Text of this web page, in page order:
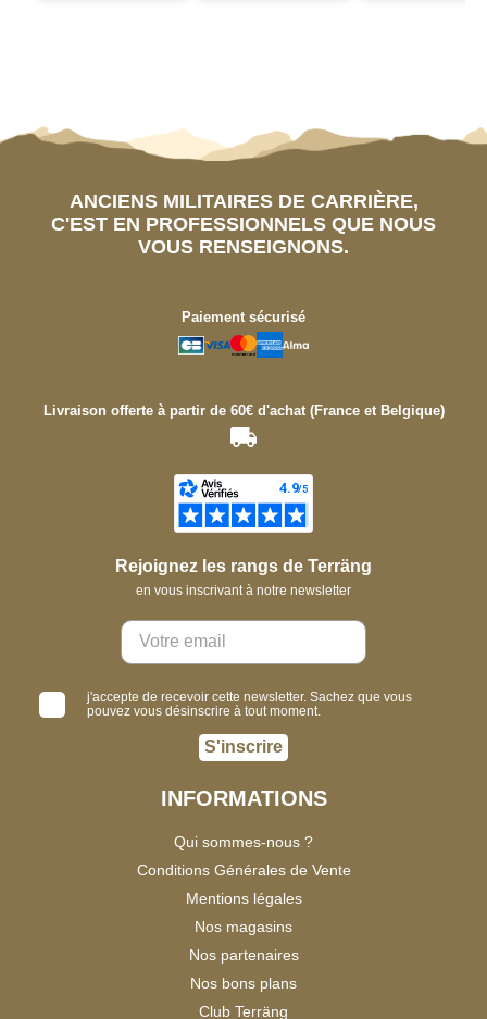
ANCIENS MILITAIRES DE CARRIÈRE,
C'EST EN PROFESSIONNELS QUE NOUS
VOUS RENSEIGNONS.
Paiement sécurisé
Livraison offerte à partir de 60€ d'achat (France et Belgique)
Rejoignez les rangs de Terräng
en vous inscrivant à notre newsletter
j'accepte de recevoir cette newsletter. Sachez que vous
pouvez vous désinscrire à tout moment.
S'inscrire
INFORMATIONS
Qui sommes-nous ?
Conditions Générales de Vente
Mentions légales
Nos magasins
Nos partenaires
Nos bons plans
Club Terräng